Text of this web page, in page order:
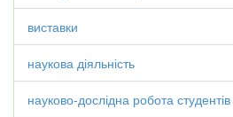
виставки
наукова діяльність
науково-дослідна робота студентів